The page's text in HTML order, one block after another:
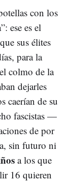
con los
ese es el
sus élites
para la
colmo de la
dejarles
caerían de su
fascistas —
de por
sin futuro ni
a los que
16 quieren